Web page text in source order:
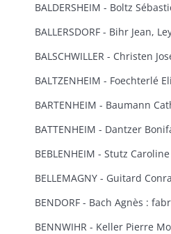
BELLEMAGNY - Guitard